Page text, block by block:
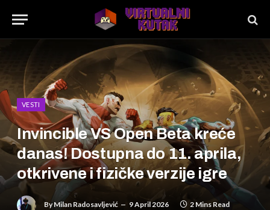
VESTI
Invincible VS Open Beta kreće
danas! Dostupna do 11. aprila,
otkrivene i fizičke verzije igre
By Milan Radosavljević 9 April 2026 2 Mins Read